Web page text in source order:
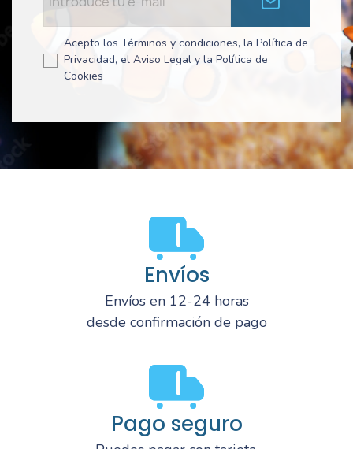
Acepto los Términos y condiciones, la Política de
Privacidad, el Aviso Legal y la Política de
Cookies
Envíos
Envíos en 12-24 horas
desde confirmación de pago
Pago seguro